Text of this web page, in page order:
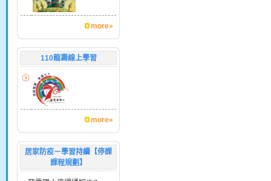
more»
110龍壽線上學習
more»
居家防疫－學習持續【停課
課程規劃】